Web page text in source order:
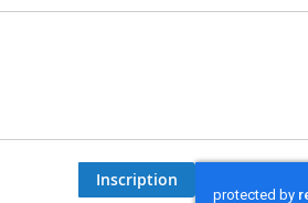
Inscription